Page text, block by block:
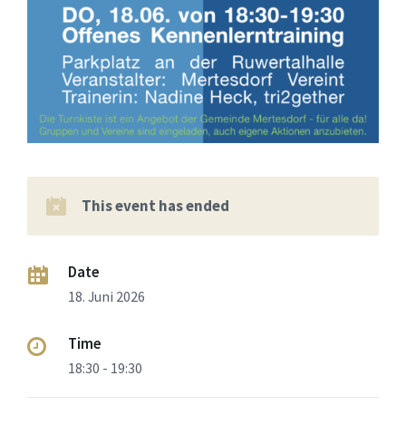
This event has ended
Date
18. Juni 2026
Time
18:30 - 19:30